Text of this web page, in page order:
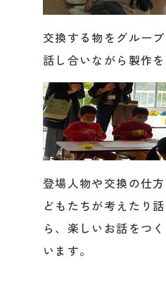
交換する物をグルー
話し合いながら製作を
登場人物や交換の仕
どもたちが考えたり
ら、楽しいお話をつ
います。